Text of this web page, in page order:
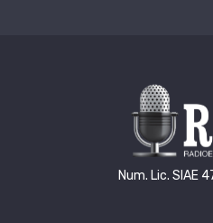
Num. Lic. SIAE